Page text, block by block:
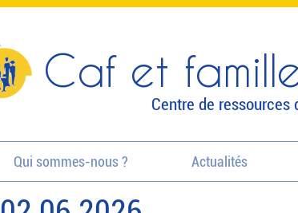
Caf et
Centre de
Qui sommes-nous ? Actualités